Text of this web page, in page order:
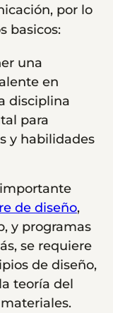
por lo
basicos:
una
en
disciplina
para
y habilidades
de diseño,
y programas
se requiere
de diseño,
teoría del